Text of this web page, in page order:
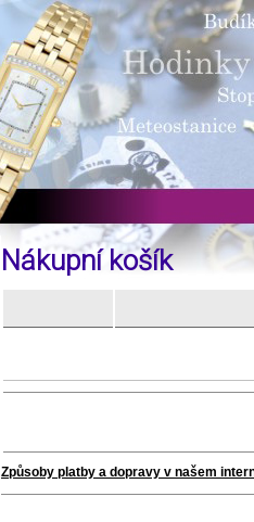
Nákupní košík
Způsoby platby a dopravy v našem